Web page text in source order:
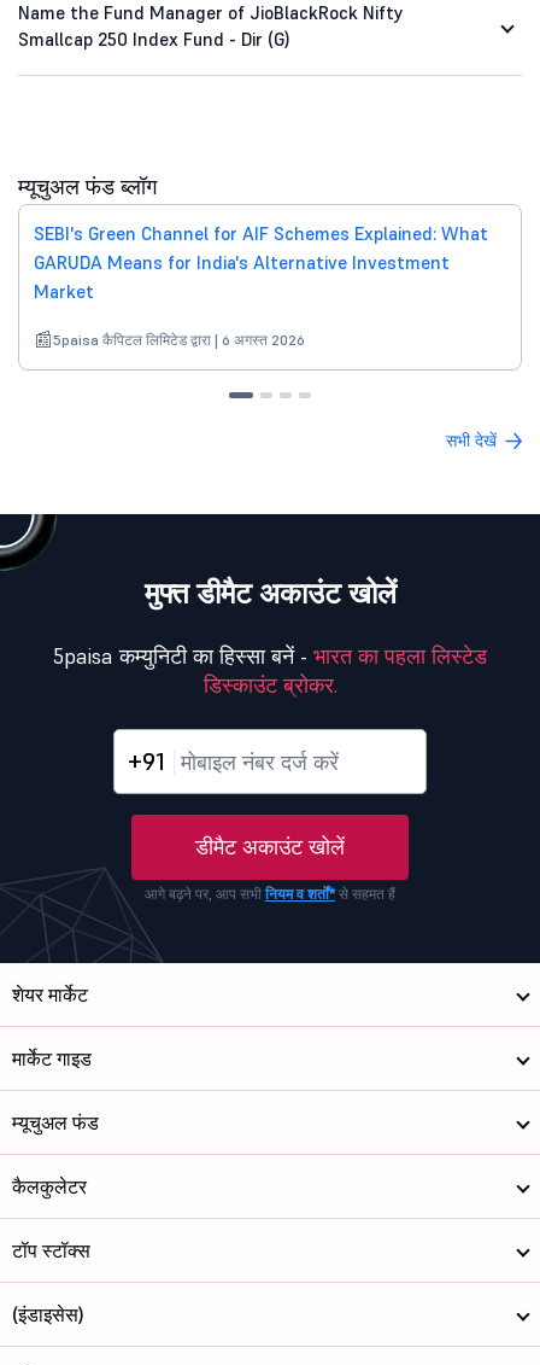
Name the Fund Manager of JioBlackRock Nifty
Smallcap 250 Index Fund - Dir (G)
म्यूचुअल फंड ब्लॉग
SEBI's Green Channel for AIF Schemes Explained: What
GARUDA Means for India's Alternative Investment
Market
5paisa कैपिटल लिमिटेड द्वारा | 6 अगस्त 2026
सभी देखें
मुफ्त डीमैट अकाउंट खोलें
5paisa कम्युनिटी का हिस्सा बनें - भारत का पहला लिस्टेड
डिस्काउंट ब्रोकर.
+91
डीमैट अकाउंट खोलें
आगे बढ़ने पर, आप सभी नियम व शर्तों*से सहमत हैं
शेयर मार्केट
मार्केट गाइड
म्यूचुअल फंड
कैलकुलेटर
टॉप स्टॉक्स
(इंडाइसेस)